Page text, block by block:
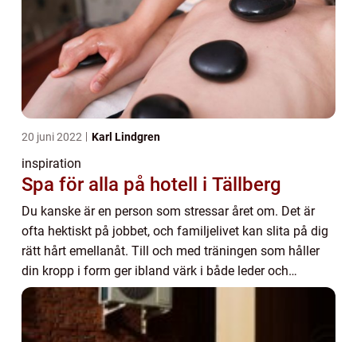
20 juni 2022 Karl Lindgren
inspiration
Spa för alla på hotell i Tällberg
Du kanske är en person som stressar året om. Det är
ofta hektiskt på jobbet, och familjelivet kan slita på dig
rätt hårt emellanåt. Till och med träningen som håller
din kropp i form ger ibland värk i både leder och
muskler. Någon gång i månaden hinn...